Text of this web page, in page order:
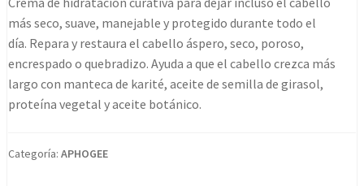
in
Moisturizer
340g
cantidad
más seco, suave, manejable y protegido durante todo el
día. Repara y restaura el cabello áspero, seco, poroso,
encrespado o quebradizo. Ayuda a que el cabello crezca más
largo con manteca de karité, aceite de semilla de girasol,
proteína vegetal y aceite botánico.
Categoría: APHOGEE